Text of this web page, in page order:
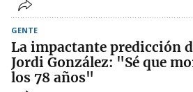
GENTE
La impactante predicción
Jordi González: "Sé que
los 78 años"